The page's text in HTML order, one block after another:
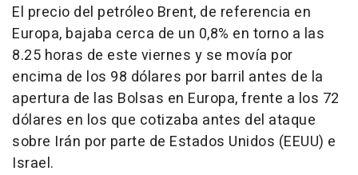
El precio del petróleo Brent, de referencia en
Europa, bajaba cerca de un 0,8% en torno a las
8.25 horas de este viernes y se movía por
encima de los 98 dólares por barril antes de la
apertura de las Bolsas en Europa, frente a los 72
dólares en los que cotizaba antes del ataque
sobre Irán por parte de Estados Unidos (EEUU) e
Israel.